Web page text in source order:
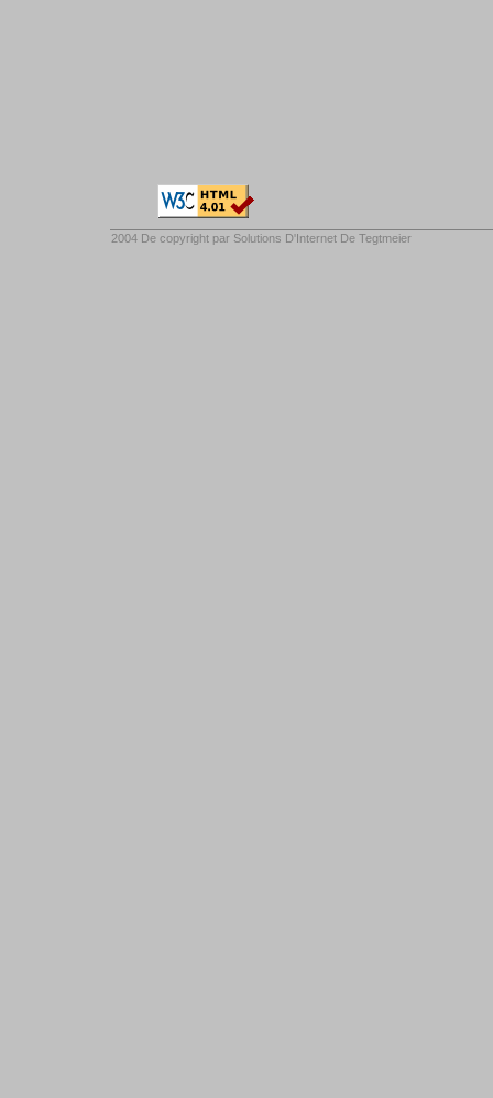
2004 De copyright par Solutions D'Internet De Tegtmeier